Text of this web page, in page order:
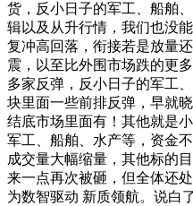
货，反小日子的军工、船舶
辑以及从升行情，我们也没
复冲高回落，衔接若是放量
震，以至比外围市场跌的更
多家反弹，反小日子的军工
块里面一些前排反弹，早就
结底市场里面有！其他就是
军工、船舶、水产等，资金
成交量大幅缩量，其他标的
来一点再次被砸，但全体还
为数智驱动 新质领航。说白